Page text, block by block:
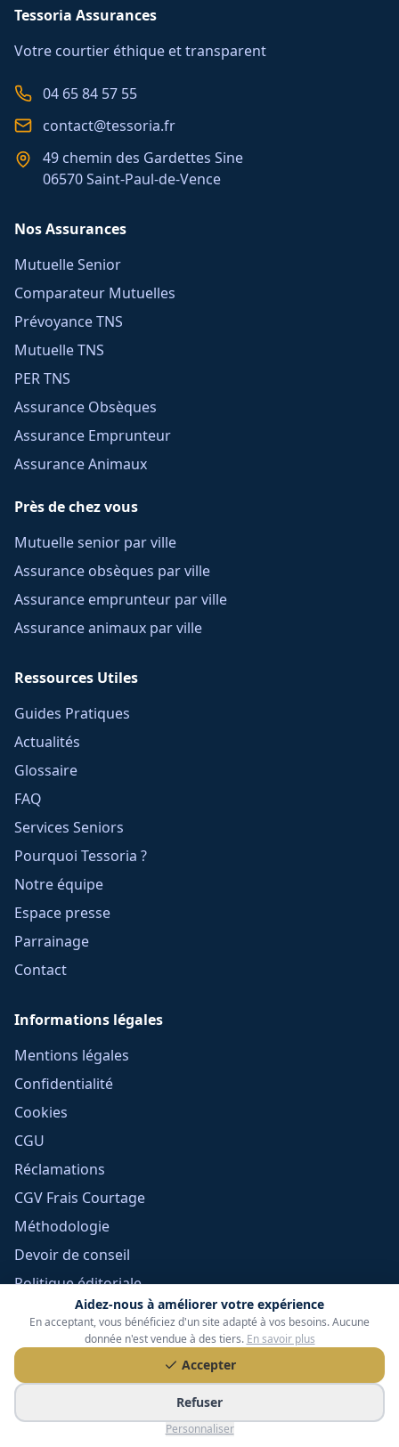
Aidez-nous à améliorer votre expérience
En acceptant, vous bénéficiez d'un site adapté à vos besoins. Aucune
donnée n'est vendue à des tiers. En savoir plus
Accepter
Refuser
Personnaliser
Tessoria Assurances
Votre courtier éthique et transparent
04 65 84 57 55
contact@tessoria.fr
49 chemin des Gardettes Sine
06570 Saint-Paul-de-Vence
Nos Assurances
Mutuelle Senior
Comparateur Mutuelles
Prévoyance TNS
Mutuelle TNS
PER TNS
Assurance Obsèques
Assurance Emprunteur
Assurance Animaux
Près de chez vous
Mutuelle senior par ville
Assurance obsèques par ville
Assurance emprunteur par ville
Assurance animaux par ville
Ressources Utiles
Guides Pratiques
Actualités
Glossaire
FAQ
Services Seniors
Pourquoi Tessoria ?
Notre équipe
Espace presse
Parrainage
Contact
Informations légales
Mentions légales
Confidentialité
Cookies
CGU
Réclamations
CGV Frais Courtage
Méthodologie
Devoir de conseil
Politique éditoriale
Gérer mes cookies